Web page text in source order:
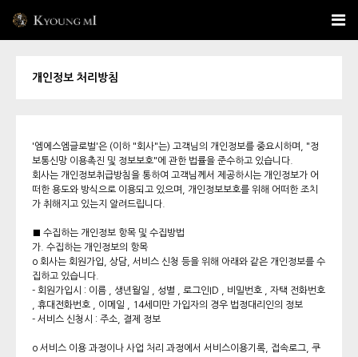
개인정보 처리방침
'엠에스엠글로벌'은 (이하 "회사"는) 고객님의 개인정보를 중요시하며, "정
보통신망 이용촉진 및 정보보호"에 관한 법률을 준수하고 있습니다.
회사는 개인정보취급방침을 통하여 고객님께서 제공하시는 개인정보가 어
떠한 용도와 방식으로 이용되고 있으며, 개인정보보호를 위해 어떠한 조치
가 취해지고 있는지 알려드립니다.
■ 수집하는 개인정보 항목 및 수집방법
가. 수집하는 개인정보의 항목
o 회사는 회원가입, 상담, 서비스 신청 등을 위해 아래와 같은 개인정보를 수
집하고 있습니다.
- 회원가입시 : 이름 , 생년월일 , 성별 , 로그인ID , 비밀번호 , 자택 전화번호
, 휴대전화번호 , 이메일 , 14세미만 가입자의 경우 법정대리인의 정보
- 서비스 신청시 : 주소, 결제 정보
o 서비스 이용 과정이나 사업 처리 과정에서 서비스이용기록, 접속로그, 쿠